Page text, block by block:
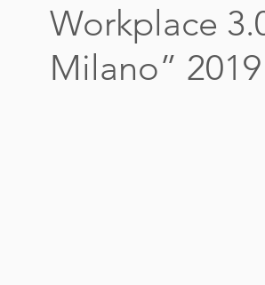
Workplace
Milano” 2019